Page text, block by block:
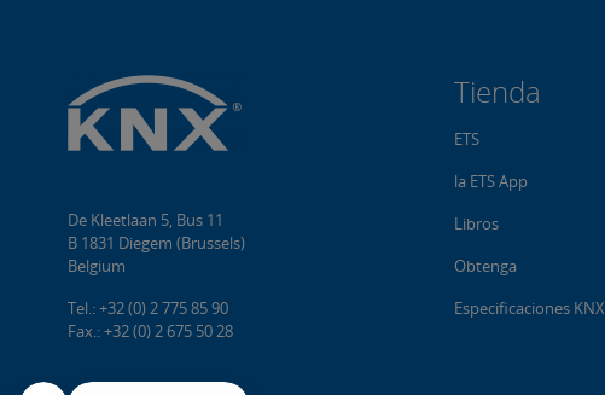
Tienda
ETS
la ETS App
Libros
Obtenga
Especificaciones KNX
De Kleetlaan 5, Bus 11
B 1831 Diegem (Brussels)
Belgium
Tel.: +32 (0) 2 775 85 90
Fax.: +32 (0) 2 675 50 28